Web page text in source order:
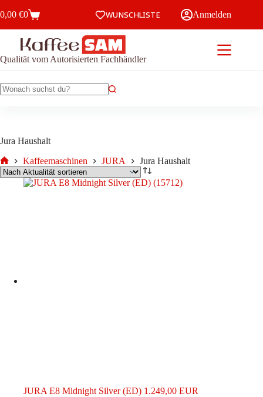
Inhalt
Warenkorb
0,00 €0 WUNSCHLISTE Anmelden
Qualität vom Autorisierten Fachhändler
Jura Haushalt
Start
Kaffeemaschinen JURA Jura Haushalt
JURA E8 Midnight Silver (ED) 1.249,00 EUR